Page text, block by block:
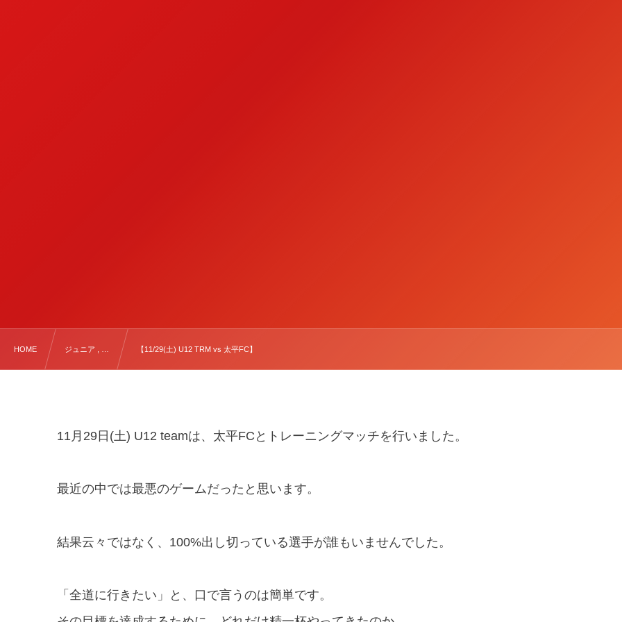
HOME ジュニア , … 【11/29(土) U12 TRM vs 太平FC】
11月29日(土) U12 teamは、太平FCとトレーニングマッチを行いました。
最近の中では最悪のゲームだったと思います。
結果云々ではなく、100%出し切っている選手が誰もいませんでした。
「全道に行きたい」と、口で言うのは簡単です。